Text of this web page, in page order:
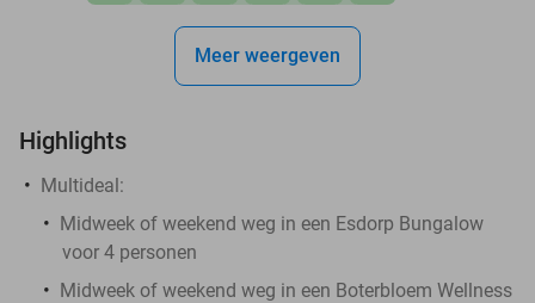
Meer weergeven
Highlights
Multideal:
Midweek of weekend weg in een Esdorp Bungalow
voor 4 personen
Midweek of weekend weg in een Boterbloem Wellness